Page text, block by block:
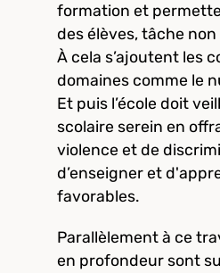
formation et
des élèves, tâche non
À cela s’ajoutent les
domaines comme le
Et puis l’école doit
scolaire serein en
violence et de
d’enseigner et
favorables.
Parallèlement à ce
en profondeur sont